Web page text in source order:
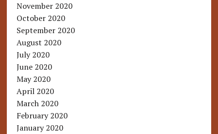
November 2020
October 2020
September 2020
August 2020
July 2020
June 2020
May 2020
April 2020
March 2020
February 2020
January 2020